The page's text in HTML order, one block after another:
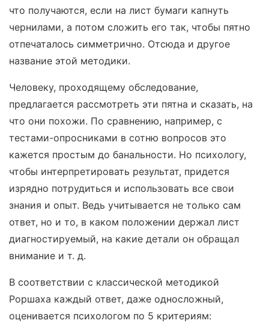
что получаются, если на лист бумаги капнуть
чернилами, а потом сложить его так, чтобы пятно
отпечаталось симметрично. Отсюда и другое
название этой методики.
Человеку, проходящему обследование,
предлагается рассмотреть эти пятна и сказать, на
что они похожи. По сравнению, например, с
тестами-опросниками в сотню вопросов это
кажется простым до банальности. Но психологу,
чтобы интерпретировать результат, придется
изрядно потрудиться и использовать все свои
знания и опыт. Ведь учитывается не только сам
ответ, но и то, в каком положении держал лист
диагностируемый, на какие детали он обращал
внимание и т. д.
В соответствии с классической методикой
Роршаха каждый ответ, даже односложный,
оценивается психологом по 5 критериям: